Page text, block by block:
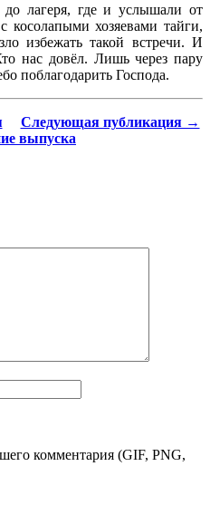
лагеря, где и услышали от
косолапыми хозяевами тайги,
избежать такой встречи. И
нас довёл. Лишь через пару
поблагодарить Господа.
Следующая публикация →
выпуска
комментария (GIF, PNG,